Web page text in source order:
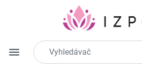
menu